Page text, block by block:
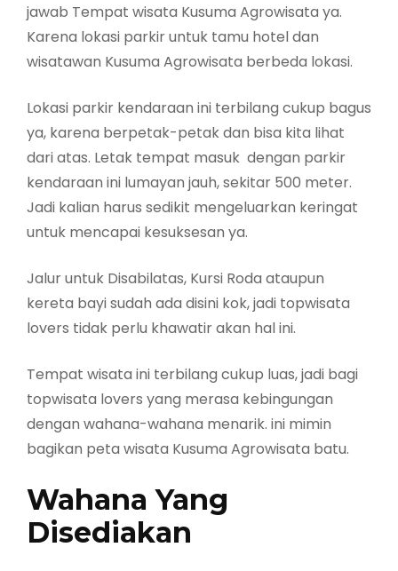
jawab Tempat wisata Kusuma Agrowisata ya.
Karena lokasi parkir untuk tamu hotel dan
wisatawan Kusuma Agrowisata berbeda lokasi.
Lokasi parkir kendaraan ini terbilang cukup bagus
ya, karena berpetak-petak dan bisa kita lihat
dari atas. Letak tempat masuk dengan parkir
kendaraan ini lumayan jauh, sekitar 500 meter.
Jadi kalian harus sedikit mengeluarkan keringat
untuk mencapai kesuksesan ya.
Jalur untuk Disabilatas, Kursi Roda ataupun
kereta bayi sudah ada disini kok, jadi topwisata
lovers tidak perlu khawatir akan hal ini.
Tempat wisata ini terbilang cukup luas, jadi bagi
topwisata lovers yang merasa kebingungan
dengan wahana-wahana menarik. ini mimin
bagikan peta wisata Kusuma Agrowisata batu.
Wahana Yang
Disediakan